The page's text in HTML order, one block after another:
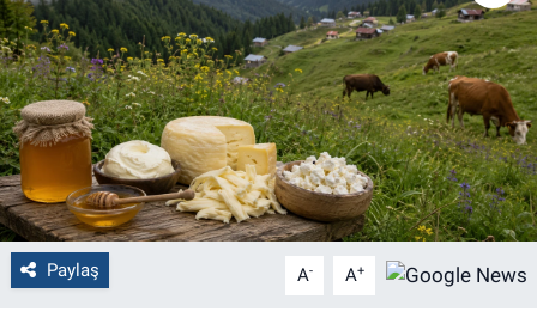
Paylaş A- A+
Alış-Veriş/İş dünyası
Kültür Sanat
Politika
Bilecik
Kütahya
Gezi